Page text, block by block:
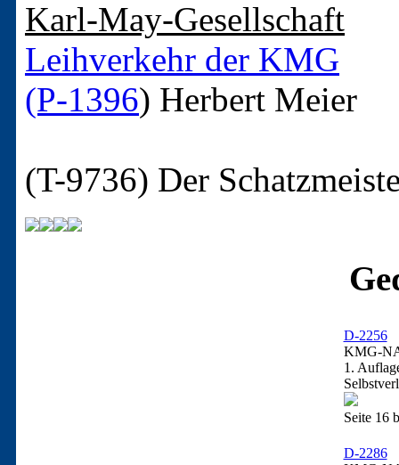
Karl-May-Gesellschaft
Leihverkehr der KMG
(P-1396) Herbert Meier
(T-9736) Der
D-2256
KMG-
1.
Seite 16
D-2286